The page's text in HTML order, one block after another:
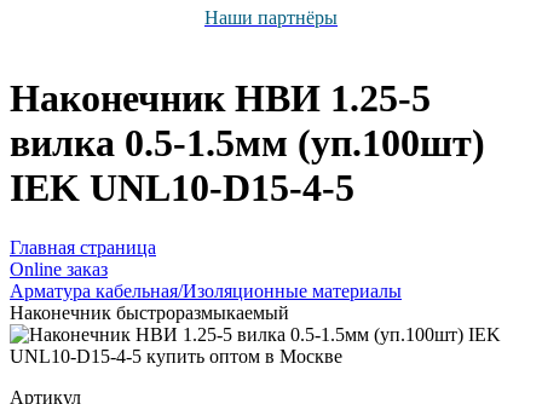
Наши партнёры
Наконечник НВИ 1.25-5
вилка 0.5-1.5мм (уп.100шт)
IEK UNL10-D15-4-5
Главная страница
Оnline заказ
Арматура кабельная/Изоляционные материалы
Наконечник быстроразмыкаемый
Артикул